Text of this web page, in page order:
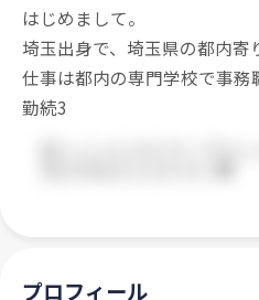
はじめまして。
埼玉出身で、埼玉県の都内寄
仕事は都内の専門学校で事務
勤続3
プロフィール